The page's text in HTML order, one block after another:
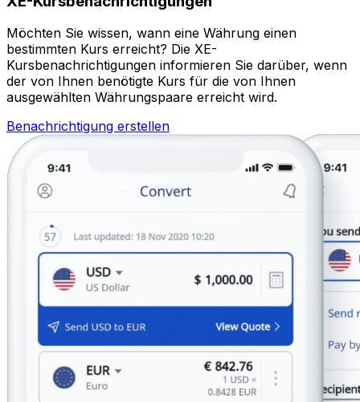
Möchten Sie wissen, wann eine Währung einen
bestimmten Kurs erreicht? Die XE-
Kursbenachrichtigungen informieren Sie darüber, wenn
der von Ihnen benötigte Kurs für die von Ihnen
ausgewählten Währungspaare erreicht wird.
Benachrichtigung erstellen